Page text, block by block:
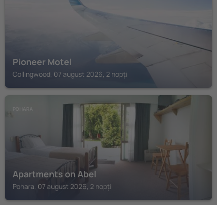
Pioneer Motel
Collingwood, 07 august 2026, 2 nopți
POHARA
Apartments on Abel
Pohara, 07 august 2026, 2 nopți